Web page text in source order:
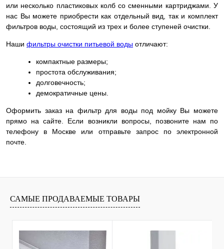
или несколько пластиковых колб со сменными картриджами. У
нас Вы можете приобрести как отдельный вид, так и комплект
фильтров воды, состоящий из трех и более ступеней очистки.
Наши фильтры очистки питьевой воды отличают:
компактные размеры;
простота обслуживания;
долговечность;
демократичные цены.
Оформить заказ на фильтр для воды под мойку Вы можете
прямо на сайте. Если возникли вопросы, позвоните нам по
телефону в Москве или отправьте запрос по электронной
почте.
САМЫЕ ПРОДАВАЕМЫЕ ТОВАРЫ